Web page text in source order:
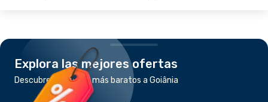
Explora las mejores ofertas
Descubre los vuelos más baratos a Goiânia